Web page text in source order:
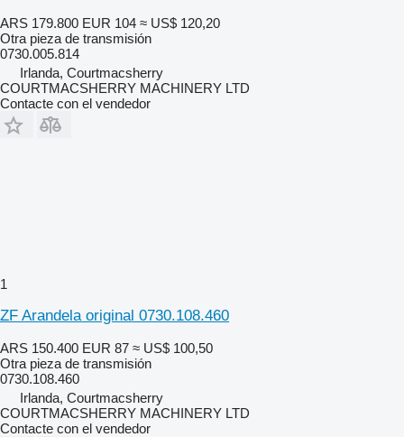
ARS 179.800 EUR 104 ≈ US$ 120,20
Otra pieza de transmisión
0730.005.814
Irlanda, Courtmacsherry
COURTMACSHERRY MACHINERY LTD
Contacte con el vendedor
1
ZF Arandela original 0730.108.460
ARS 150.400 EUR 87 ≈ US$ 100,50
Otra pieza de transmisión
0730.108.460
Irlanda, Courtmacsherry
COURTMACSHERRY MACHINERY LTD
Contacte con el vendedor